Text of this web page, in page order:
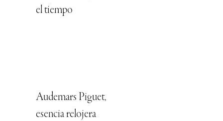
el tiempo
Audemars Piguet,
esencia relojera